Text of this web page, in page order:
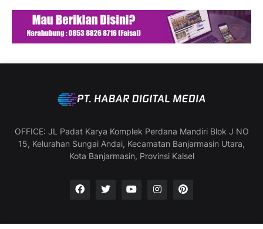
OFFICE: JL Padat Karya Komplek Perdana Mandiri Blok J NO
15, Kelurahan Sungai Andai, Kecamatan Banjarmasin Utara,
Kota Banjarmasin, Provinsi Kalsel